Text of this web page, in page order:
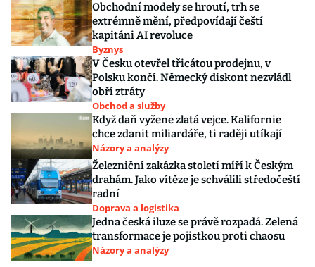
Obchodní modely se hroutí, trh se
extrémně mění, předpovídají čeští
kapitáni AI revoluce
Byznys
V Česku otevřel třicátou prodejnu, v
Polsku končí. Německý diskont nezvládl
obří ztráty
Obchod a služby
Když daň vyžene zlatá vejce. Kalifornie
chce zdanit miliardáře, ti raději utíkají
Názory a analýzy
Železniční zakázka století míří k Českým
drahám. Jako vítěze je schválili středočeští
radní
Doprava a logistika
Jedna česká iluze se právě rozpadá. Zelená
transformace je pojistkou proti chaosu
Názory a analýzy